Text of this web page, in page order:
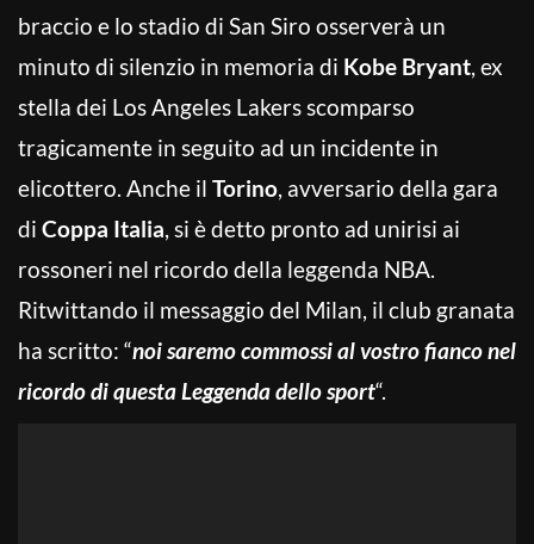
braccio e lo stadio di San Siro osserverà un
minuto di silenzio in memoria di Kobe Bryant, ex
stella dei Los Angeles Lakers scomparso
tragicamente in seguito ad un incidente in
elicottero. Anche il Torino, avversario della gara
di Coppa Italia, si è detto pronto ad unirisi ai
rossoneri nel ricordo della leggenda NBA.
Ritwittando il messaggio del Milan, il club granata
ha scritto: “noi saremo commossi al vostro fianco nel
ricordo di questa Leggenda dello sport“.